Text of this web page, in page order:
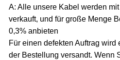
A: Alle unsere Kabel werden
verkauft, und für große Menge
0,3% anbieten
Für einen defekten Auftrag wird
der Bestellung versandt. Wenn